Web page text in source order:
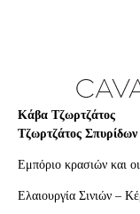
Κάβα Τζωρτζάτος
Τζωρτζάτος
Εμπόριο κρασιών και
Ελαιουργία Σινιών –